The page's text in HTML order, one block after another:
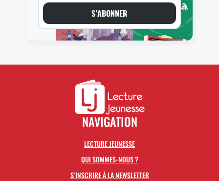
S’ABONNER
NAVIGATION
LECTURE JEUNESSE
QUI SOMMES-NOUS ?
S’INSCRIRE À LA NEWSLETTER